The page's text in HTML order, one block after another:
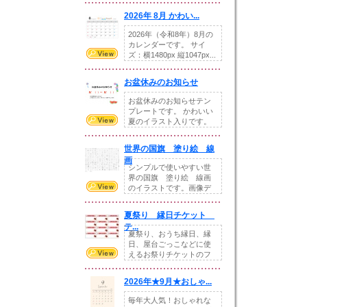
2026年 8月 かわい...
2026年（令和8年）8月の
カレンダーです。 サイ
ズ：横1480px 縦1047px...
お盆休みのお知らせ
お盆休みのお知らせテン
プレートです。 かわいい
夏のイラスト入りです。
世界の国旗 塗り絵 線
画
シンプルで使いやすい世
界の国旗 塗り絵 線画
のイラストです。画像デ
夏祭り 縁日チケット
テ...
夏祭り、おうち縁日、縁
日、屋台ごっこなどに使
えるお祭りチケットのフ
2026年★9月★おしゃ...
毎年大人気！おしゃれな